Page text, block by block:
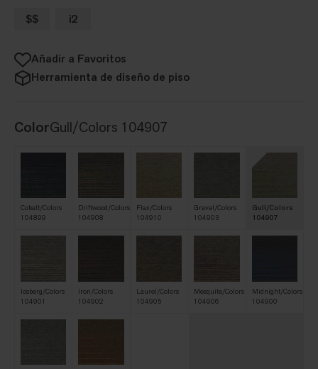
$$ i2
Añadir a Favoritos
Herramienta de diseño de piso
ColorGull/Colors 104907
Cobalt/Colors
104899
Driftwood/Colors
104908
Flax/Colors
104910
Gravel/Colors
104903
Gull/Colors
104907
Iceberg/Colors
104901
Iron/Colors
104902
Laurel/Colors
104905
Mesquite/Colors
104906
Midnight/Colors
104900